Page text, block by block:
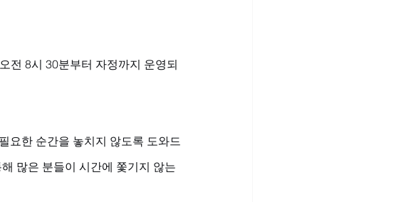
전 8시 30분부터 자정까지 운영되
요한 순간을 놓치지 않도록 도와드
많은 분들이 시간에 쫓기지 않는